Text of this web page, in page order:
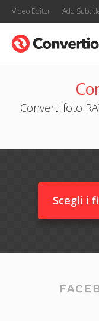
Video Editor Add
Converti foto
Scegli i